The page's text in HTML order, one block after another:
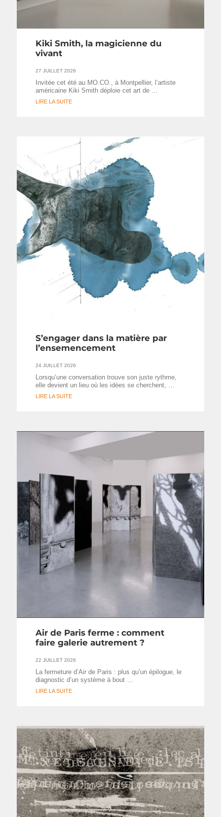
Kiki Smith, la magicienne du
vivant
27 JUILLET 2026
Invitée cet été au MO.CO., à Montpellier, l’artiste
américaine Kiki Smith déploie cet art de …
LIRE LA SUITE
S’engager dans la matière par
l’ensemencement
24 JUILLET 2026
Lorsqu’une conversation trouve son juste rythme,
elle devient un lieu où les idées se cherchent, …
LIRE LA SUITE
Air de Paris ferme : comment
faire galerie autrement ?
22 JUILLET 2026
La fermeture d’Air de Paris : plus qu’un épilogue, le
diagnostic d’un système à bout …
LIRE LA SUITE